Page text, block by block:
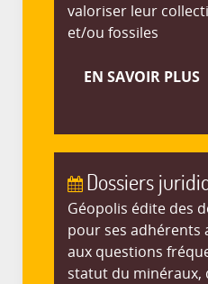
valoriser leur
et/ou fossiles
EN SAVOIR PLUS
Dossiers
Géopolis édite des
pour ses adhérents
aux questions
statut du minéraux,